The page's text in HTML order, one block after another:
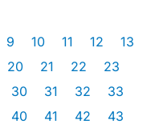
9 10 11 12
13
20 21 22
23
30 31 32
33
40 41 42
43